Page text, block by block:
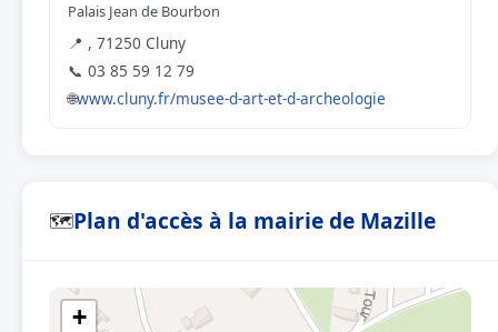
Palais Jean de Bourbon
📍 , 71250 Cluny
📞 03 85 59 12 79
🌐www.cluny.fr/musee-d-art-et-d-archeologie
🗺Plan d'accès à la mairie de Mazille
+